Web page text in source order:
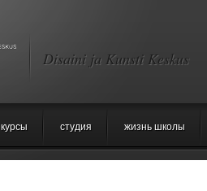
Disaini ja Kunsti Keskus
курсы студия жизнь школы